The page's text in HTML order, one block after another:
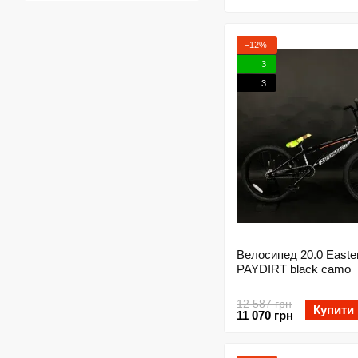
−12%
3
3
Велосипед 20.0
PAYDIRT black camo
12 587 грн
11 070 грн Купити